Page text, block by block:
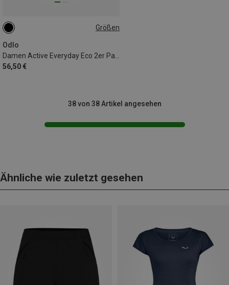
Größen
Odlo
56,50 €
XS
38 von 38 Artikel angesehen
Ähnliche wie zuletzt gesehen